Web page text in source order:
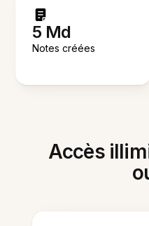
5 Md
Notes créées
Accès